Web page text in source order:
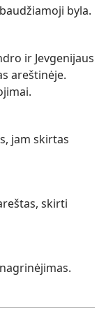
byla.
ir Jevgenijaus
areštinėje.
jam skirtas
skirti